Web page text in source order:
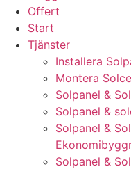
Offert
Start
Tjänster
Installera
Montera
Solpanel &
Solpanel &
Solpanel &
Solpanel &